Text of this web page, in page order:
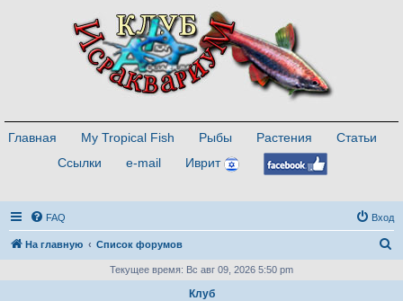
Главная My Tropical Fish Рыбы Растения
Статьи
Ссылки
e-mail Иврит
FAQ Вход
На главную Список форумов
Текущее время: Вс авг 09, 2026 5:50 pm
Клуб